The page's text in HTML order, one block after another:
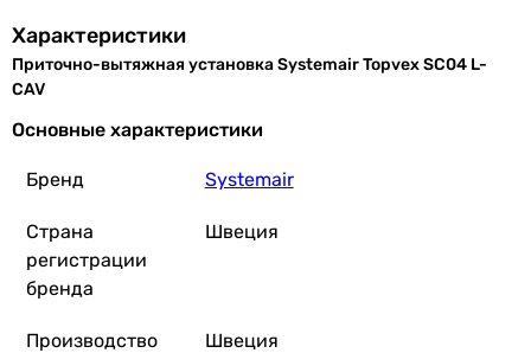
Характеристики
Приточно-вытяжная установка Systemair Topvex SC04 L-
CAV
Основные характеристики
Бренд Systemair
Страна
регистрации
бренда
Швеция
Производство Швеция